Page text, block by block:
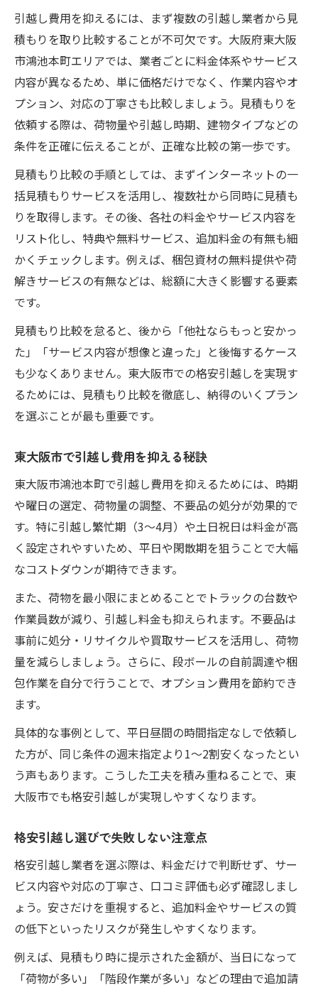
繁忙期を避ける格安引越し時期の選び方
格安引越しを叶えるための見積もり活用法
見積もりを有効活用し格安引越し実現
オンライン見積もりで手間なく比較
費用交渉術が光る格安引越しの進め方
荷物量に応じた最適プランを見極める
口コミと評判から安心の業者を選択
東大阪市鴻池本町で知りたい格安引越しの選び
方
格安引越し業者の選定基準を徹底解説
手続き簡単な見積もり比較の活用方法
訪問見積もりとオンライン見積もり比較
複数見積もりで失敗しない格安引越しの秘訣
複数見積もりを使った格安引越し術
比較ポイントで差が出る費用と品質
オプションサービスの賢い選択方法
ネット見積もりで効率よく費用比較
引越し費用を節約する比較ポイント徹底ガイド
格安引越しの費用節約術と比較の極意
見積もり比較で見逃せない重要ポイント
業者ごとのオプションサービス比較法
口コミでわかる費用対効果の高い業者選定
引越し費用を抑えるには、まず複数の引越し業者から見
積もりを取り比較することが不可欠です。大阪府東大阪
市鴻池本町エリアでは、業者ごとに料金体系やサービス
内容が異なるため、単に価格だけでなく、作業内容やオ
プション、対応の丁寧さも比較しましょう。見積もりを
依頼する際は、荷物量や引越し時期、建物タイプなどの
条件を正確に伝えることが、正確な比較の第一歩です。
見積もり比較の手順としては、まずインターネットの一
括見積もりサービスを活用し、複数社から同時に見積も
りを取得します。その後、各社の料金やサービス内容を
リスト化し、特典や無料サービス、追加料金の有無も細
かくチェックします。例えば、梱包資材の無料提供や荷
解きサービスの有無などは、総額に大きく影響する要素
です。
見積もり比較を怠ると、後から「他社ならもっと安かっ
た」「サービス内容が想像と違った」と後悔するケース
も少なくありません。東大阪市での格安引越しを実現す
るためには、見積もり比較を徹底し、納得のいくプラン
を選ぶことが最も重要です。
東大阪市で引越し費用を抑える秘訣
東大阪市鴻池本町で引越し費用を抑えるためには、時期
や曜日の選定、荷物量の調整、不要品の処分が効果的で
す。特に引越し繁忙期（3～4月）や土日祝日は料金が高
く設定されやすいため、平日や閑散期を狙うことで大幅
なコストダウンが期待できます。
また、荷物を最小限にまとめることでトラックの台数や
作業員数が減り、引越し料金も抑えられます。不要品は
事前に処分・リサイクルや買取サービスを活用し、荷物
量を減らしましょう。さらに、段ボールの自前調達や梱
包作業を自分で行うことで、オプション費用を節約でき
ます。
具体的な事例として、平日昼間の時間指定なしで依頼し
た方が、同じ条件の週末指定より1～2割安くなったとい
う声もあります。こうした工夫を積み重ねることで、東
大阪市でも格安引越しが実現しやすくなります。
格安引越し選びで失敗しない注意点
格安引越し業者を選ぶ際は、料金だけで判断せず、サー
ビス内容や対応の丁寧さ、口コミ評価も必ず確認しまし
ょう。安さだけを重視すると、追加料金やサービスの質
の低下といったリスクが発生しやすくなります。
例えば、見積もり時に提示された金額が、当日になって
「荷物が多い」「階段作業が多い」などの理由で追加請